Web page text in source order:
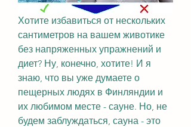
Хотите избавиться от нескольких
сантиметров на вашем животике
без напряженных упражнений и
диет? Ну, конечно, хотите! И я
знаю, что вы уже думаете о
пещерных людях в Финляндии и
их любимом месте - сауне. Но, не
будем заблуждаться, сауна - это